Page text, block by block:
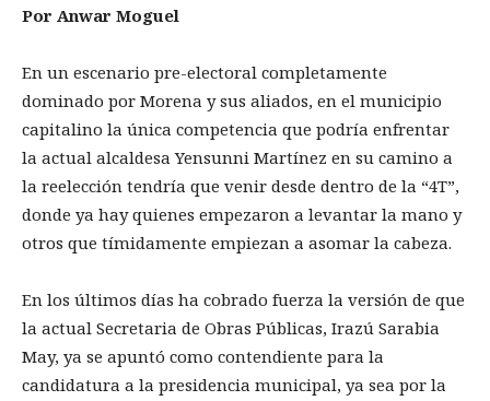
Por Anwar Moguel
En un escenario pre-electoral completamente
dominado por Morena y sus aliados, en el municipio
capitalino la única competencia que podría enfrentar
la actual alcaldesa Yensunni Martínez en su camino a
la reelección tendría que venir desde dentro de la “4T”,
donde ya hay quienes empezaron a levantar la mano y
otros que tímidamente empiezan a asomar la cabeza.
En los últimos días ha cobrado fuerza la versión de que
la actual Secretaria de Obras Públicas, Irazú Sarabia
May, ya se apuntó como contendiente para la
candidatura a la presidencia municipal, ya sea por la